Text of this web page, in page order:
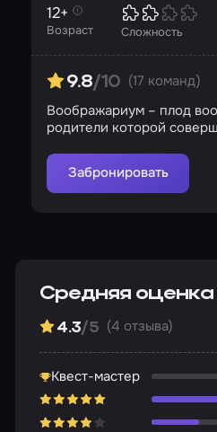
Возраст
12+
Сложность
9.8/10 (17 команд)
Воображариум – плод
родители которой
Забронировать
Средняя оценка
4.3/5 (4 отзыва)
Квест-мастер